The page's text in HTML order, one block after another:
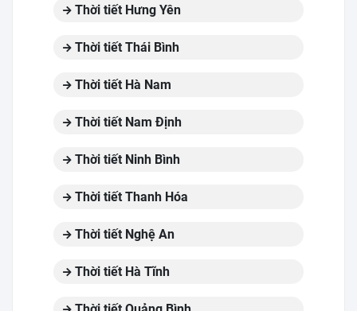
Thời tiết Hưng Yên
Thời tiết Thái Bình
Thời tiết Hà Nam
Thời tiết Nam Định
Thời tiết Ninh Bình
Thời tiết Thanh Hóa
Thời tiết Nghệ An
Thời tiết Hà Tĩnh